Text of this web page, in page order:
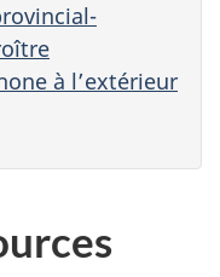
à l’extérieur